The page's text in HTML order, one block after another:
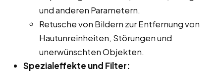
und anderen Parametern.
Retusche von Bildern zur Entfernung von
Hautunreinheiten, Störungen und
unerwünschten Objekten.
Spezialeffekte und Filter: